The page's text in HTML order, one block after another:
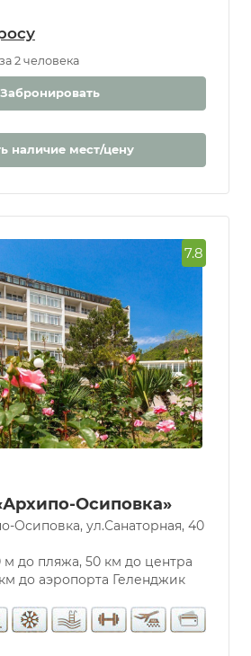
2 человека
Забронировать
наличие мест/цену
7.8
Осиповка»
Осиповка, ул.Санаторная, 40
м до пляжа, 50 км до центра
до аэропорта Геленджик